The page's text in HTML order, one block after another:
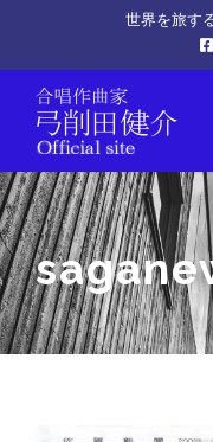
世界を旅す